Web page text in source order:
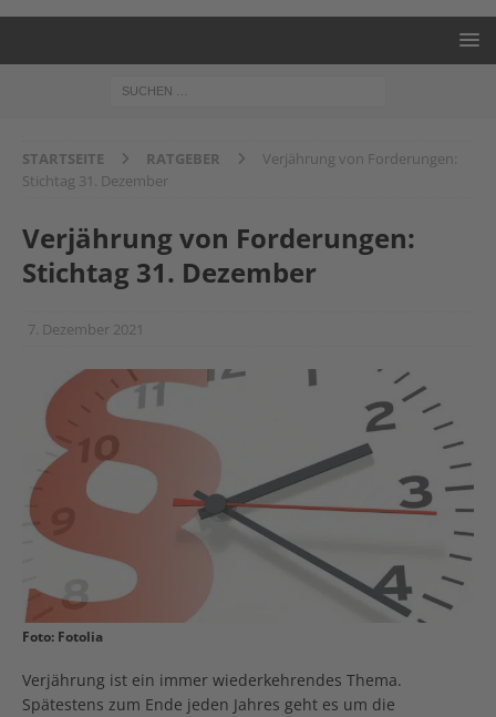
STARTSEITE RATGEBER
Verjährung von Forderungen:
Stichtag 31. Dezember
Verjährung von Forderungen:
Stichtag 31. Dezember
7. Dezember 2021
Foto: Fotolia
Verjährung ist ein immer wiederkehrendes Thema.
Spätestens zum Ende jeden Jahres geht es um die